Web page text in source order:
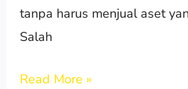
tanpa harus menjual aset
Salah
Read More »